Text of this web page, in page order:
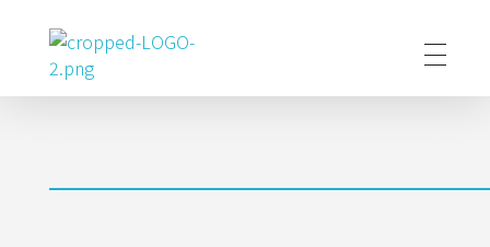
Poder Agropecuario